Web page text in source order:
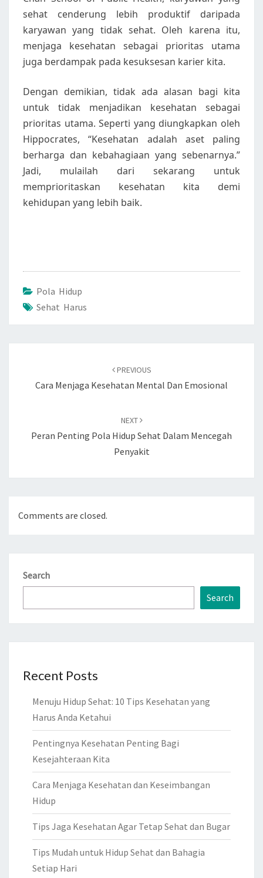
sehat cenderung lebih produktif daripada
karyawan yang tidak sehat. Oleh karena itu,
menjaga kesehatan sebagai prioritas utama
juga berdampak pada kesuksesan karier kita.
Dengan demikian, tidak ada alasan bagi kita
untuk tidak menjadikan kesehatan sebagai
prioritas utama. Seperti yang diungkapkan oleh
Hippocrates, “Kesehatan adalah aset paling
berharga dan kebahagiaan yang sebenarnya.”
Jadi, mulailah dari sekarang untuk
memprioritaskan kesehatan kita demi
kehidupan yang lebih baik.
Pola Hidup
Sehat Harus
PREVIOUS
Cara Menjaga Kesehatan Mental Dan Emosional
NEXT
Peran Penting Pola Hidup Sehat Dalam Mencegah
Penyakit
Comments are closed.
Search
Search
Recent Posts
Menuju Hidup Sehat: 10 Tips Kesehatan yang
Harus Anda Ketahui
Pentingnya Kesehatan Penting Bagi
Kesejahteraan Kita
Cara Menjaga Kesehatan dan Keseimbangan
Hidup
Tips Jaga Kesehatan Agar Tetap Sehat dan Bugar
Tips Mudah untuk Hidup Sehat dan Bahagia
Setiap Hari